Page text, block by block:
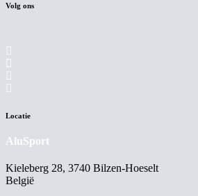
Volg ons
Locatie
AluSport
Kieleberg 28, 3740 Bilzen-Hoeselt
België